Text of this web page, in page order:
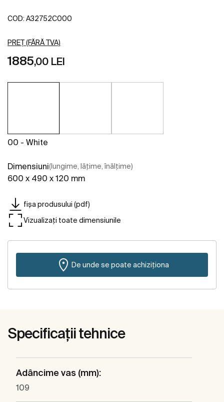
COD: A32752C000
PREȚ (FĂRĂ TVA)
1885,00 LEI
00 - White
Dimensiuni(lungime, lățime, înălțime)
600 x 490 x 120 mm
fișa produsului (pdf)
Vizualizați toate dimensiunile
De unde se poate achiziționa
Specificații tehnice
Adâncime vas (mm):
109